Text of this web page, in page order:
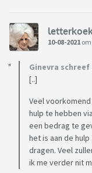
10-08-2021
Ginevra schreef
[..]
Veel
hulp te hebben
een bedrag te
het is aan de
dragen. Veel
ik me verder nit